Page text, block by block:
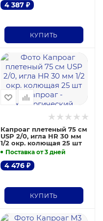
4 387₽
КУПИТЬ
Капроаг плетеный 75 см
USP 2/0, игла HR 30 мм
1/2 окр. колющая 25 шт
Поставка от 3 дней
4 476₽
КУПИТЬ